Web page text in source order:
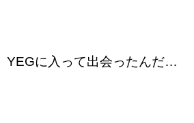
YEGに入って出会ったんだ…